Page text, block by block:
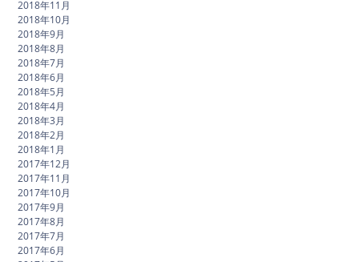
2018年11月
2018年10月
2018年9月
2018年8月
2018年7月
2018年6月
2018年5月
2018年4月
2018年3月
2018年2月
2018年1月
2017年12月
2017年11月
2017年10月
2017年9月
2017年8月
2017年7月
2017年6月